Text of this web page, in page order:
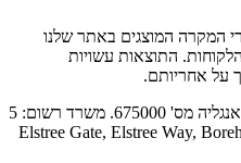
המקרה המוצגים באתר שלנו
התוצאות עשויות
על אחריותם.
Covercy Europe Limited. רשומה באנגליה מס' 675000. משרד רשום: 5
Elstree Gate, Elstree Way,